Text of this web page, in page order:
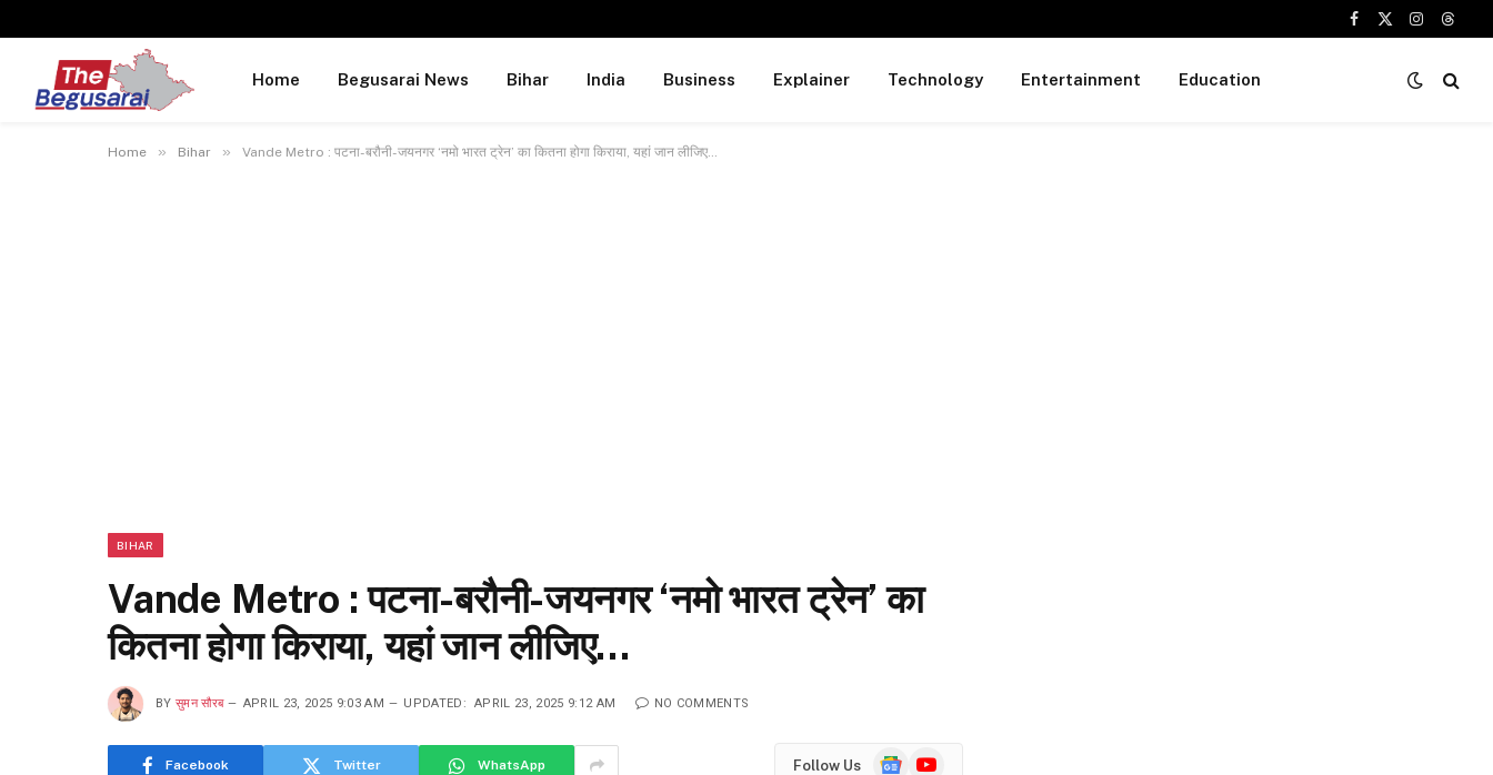
Facebook
X
Instagram
Home Begusarai News Bihar India Business Explainer Technology Entertainment Education
Home » Bihar » Vande Metro : पटना-बरौनी-जयनगर ‘नमो भारत ट्रेन’ का कितना होगा किराया, यहां जान लीजिए…
BIHAR
Vande Metro : पटना-बरौनी-जयनगर ‘नमो भारत ट्रेन’ का
कितना होगा किराया, यहां जान लीजिए…
BY सुमन सौरब APRIL 23, 2025 9:03 AM UPDATED: APRIL 23, 2025 9:12 AM NO COMMENTS
Facebook Twitter WhatsApp Follow Us
GoogleYouTube